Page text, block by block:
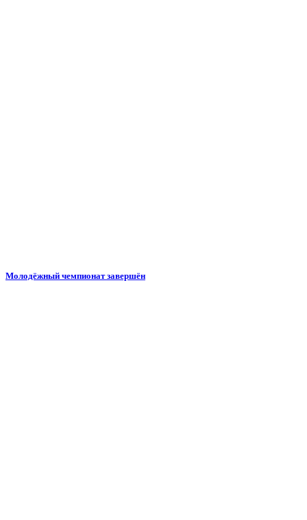
Молодёжный чемпионат завершён